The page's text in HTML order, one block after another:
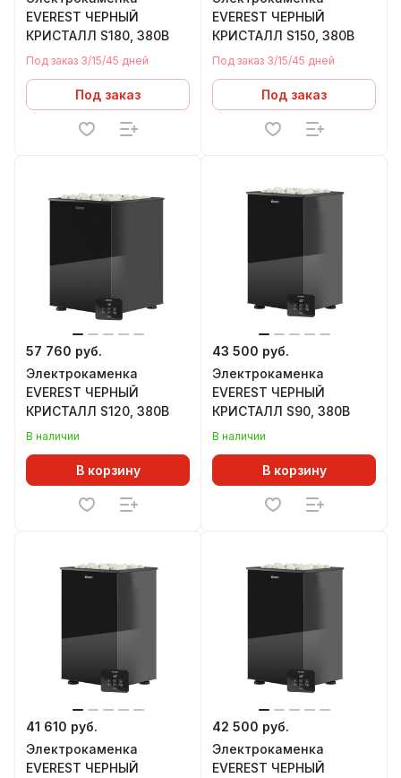
EVEREST ЧЕРНЫЙ
КРИСТАЛЛ S180, 380В
Под заказ 3/15/45 дней
Под заказ
EVEREST ЧЕРНЫЙ
КРИСТАЛЛ S150, 380В
Под заказ 3/15/45 дней
Под заказ
57 760 руб.
Электрокаменка
EVEREST ЧЕРНЫЙ
КРИСТАЛЛ S120, 380В
В наличии
В корзину
43 500 руб.
Электрокаменка
EVEREST ЧЕРНЫЙ
КРИСТАЛЛ S90, 380В
В наличии
В корзину
41 610 руб.
Электрокаменка
EVEREST ЧЕРНЫЙ
42 500 руб.
Электрокаменка
EVEREST ЧЕРНЫЙ